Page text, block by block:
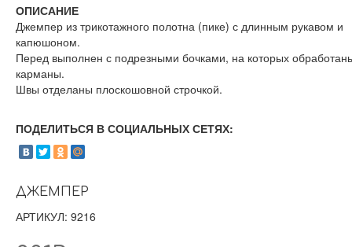
ОПИСАНИЕ
Джемпер из трикотажного полотна (пике) с длинным рукавом и
капюшоном.
Перед выполнен с подрезными бочками, на которых
карманы.
Швы отделаны плоскошовной строчкой.
ПОДЕЛИТЬСЯ В СОЦИАЛЬНЫХ СЕТЯХ:
ДЖЕМПЕР
АРТИКУЛ: 9216